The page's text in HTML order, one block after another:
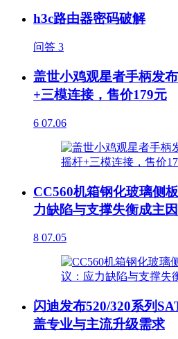
h3c路由器密码破解
问答 3
盖世小鸡观星者手柄发
+三模连接，售价179元
6 07.06
CC560机箱钢化玻璃侧
力缺陷与支撑失衡成主因
8 07.05
闪迪发布520/320系列
盖专业与主流升级需求